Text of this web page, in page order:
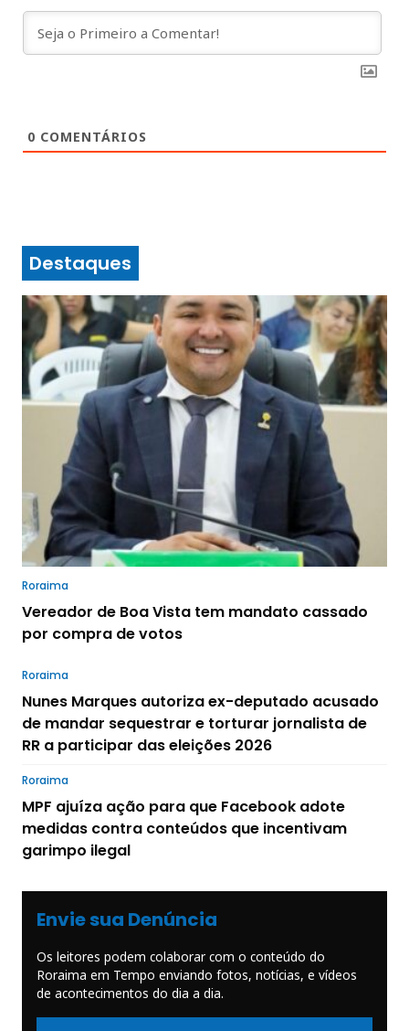
0 COMENTÁRIOS
Destaques
Roraima
Vereador de Boa Vista tem mandato cassado
por compra de votos
Roraima
Nunes Marques autoriza ex-deputado acusado
de mandar sequestrar e torturar jornalista de
RR a participar das eleições 2026
Roraima
MPF ajuíza ação para que Facebook adote
medidas contra conteúdos que incentivam
garimpo ilegal
Envie sua Denúncia
Os leitores podem colaborar com o conteúdo do
Roraima em Tempo enviando fotos, notícias, e vídeos
de acontecimentos do dia a dia.